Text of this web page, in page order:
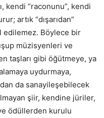
kendi “raconunu”, kendi
artık “dışarıdan”
edilemez. Böylece bir
müzisyenleri ve
taşları gibi öğütmeye, ya
uydurmaya,
da sanayileşebilecek
şiir, kendine jüriler,
ödüllerden kurulu